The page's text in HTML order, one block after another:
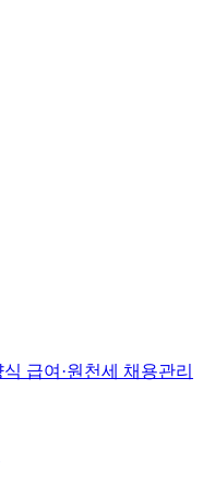
식 급여·원천세 채용관리